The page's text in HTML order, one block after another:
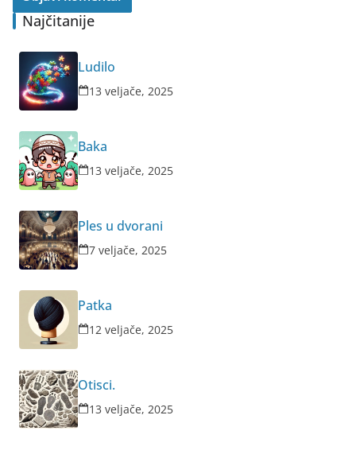
Najčitanije
Ludilo
13 veljače, 2025
Baka
13 veljače, 2025
Ples u dvorani
7 veljače, 2025
Patka
12 veljače, 2025
Otisci.
13 veljače, 2025